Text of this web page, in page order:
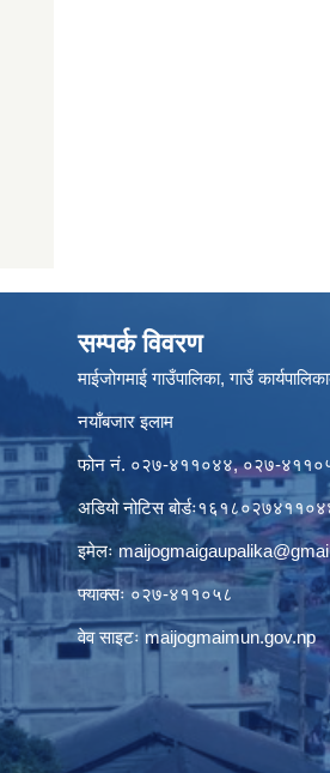
सम्पर्क विवरण
माईजोगमाई गाउँपालिका, गाउँ
नयाँबजार इलाम
फोन नं. ०२७-४११०४४, ०२७-
अडियो नोटिस
इमेलः
फ्याक्सः ०२७-४११०५८
वेव साइटः maijogmaimun.gov.np